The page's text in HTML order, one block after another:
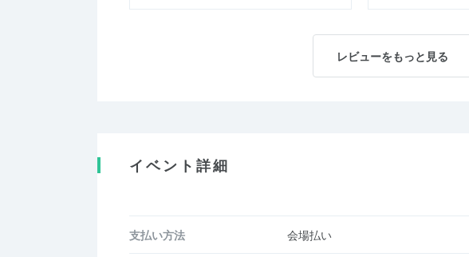
レビューをもっと見る
イベント詳細
支払い方法 会場払い